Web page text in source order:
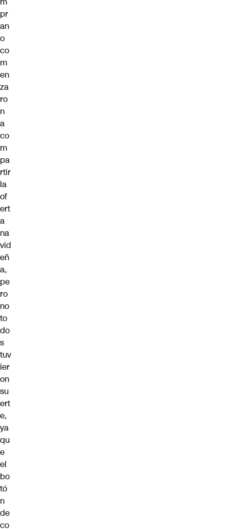
pr
an
o
co
m
en
za
ro
n
a
co
m
pa
rtir
la
of
ert
a
na
vid
eñ
a,
pe
ro
no
to
do
s
tuv
ier
on
su
ert
e,
ya
qu
e
el
bo
tó
n
de
co